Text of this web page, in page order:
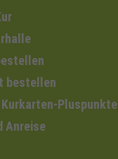
bestellen
Pluspunkte
Anreise